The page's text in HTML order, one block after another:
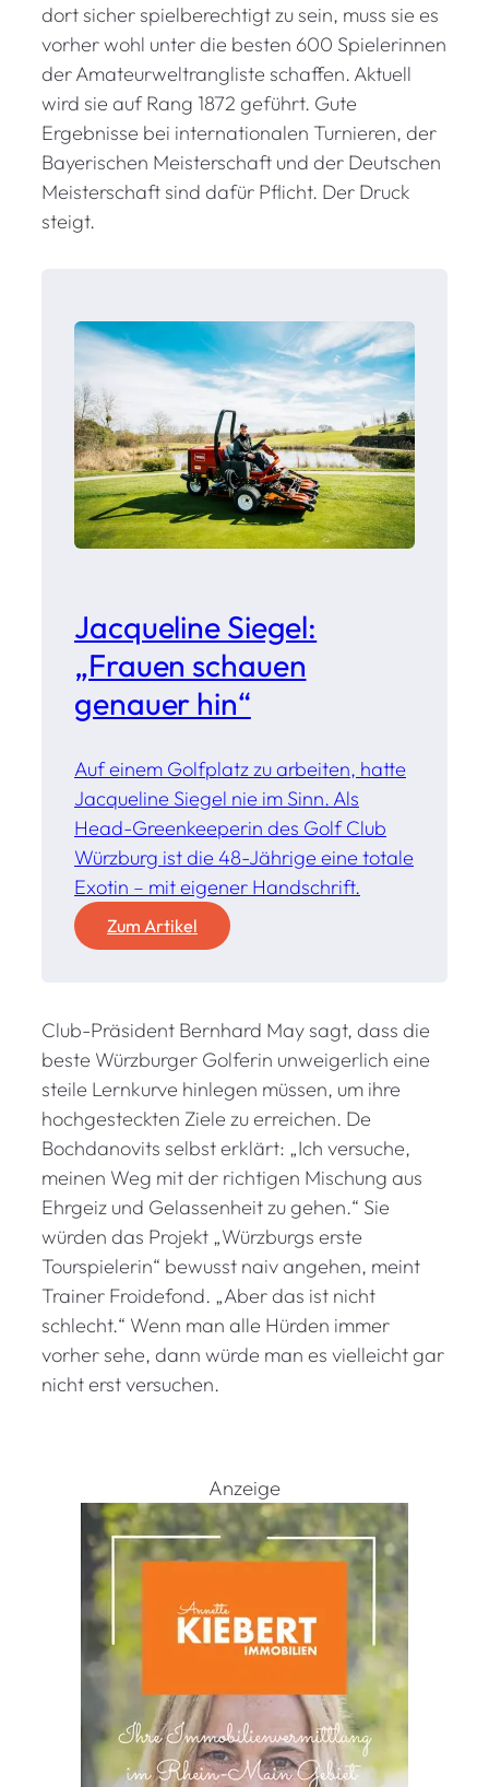
dort sicher spielberechtigt zu sein, muss sie es
vorher wohl unter die besten 600 Spielerinnen
der Amateurweltrangliste schaffen. Aktuell
wird sie auf Rang 1872 geführt. Gute
Ergebnisse bei internationalen Turnieren, der
Bayerischen Meisterschaft und der Deutschen
Meisterschaft sind dafür Pflicht. Der Druck
steigt.
Jacqueline Siegel:
„Frauen schauen
genauer hin“
Auf einem Golfplatz zu arbeiten, hatte
Jacqueline Siegel nie im Sinn. Als
Head-Greenkeeperin des Golf Club
Würzburg ist die 48-Jährige eine totale
Exotin – mit eigener Handschrift.
Zum Artikel
J
q
u
e
l
n
e
S
i
e
g
e
„
u
e
n
c
h
e
n
g
Club-Präsident Bernhard May sagt, dass die
beste Würzburger Golferin unweigerlich eine
steile Lernkurve hinlegen müssen, um ihre
hochgesteckten Ziele zu erreichen. De
Bochdanovits selbst erklärt: „Ich versuche,
meinen Weg mit der richtigen Mischung aus
Ehrgeiz und Gelassenheit zu gehen.“ Sie
würden das Projekt „Würzburgs erste
Tourspielerin“ bewusst naiv angehen, meint
Trainer Froidefond. „Aber das ist nicht
schlecht.“ Wenn man alle Hürden immer
vorher sehe, dann würde man es vielleicht gar
nicht erst versuchen.
Anzeige